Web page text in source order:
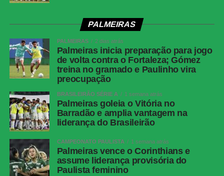
PALMEIRAS
PALMEIRAS 2 dias atrás
Palmeiras inicia preparação para jogo
de volta contra o Fortaleza; Gómez
treina no gramado e Paulinho vira
preocupação
BRASILEIRÃO SÉRIE A 1 semana atrás
Palmeiras goleia o Vitória no
Barradão e amplia vantagem na
liderança do Brasileirão
CAMPEONATO PAULISTA 1 semana atrás
Palmeiras vence o Corinthians e
assume liderança provisória do
Paulista feminino